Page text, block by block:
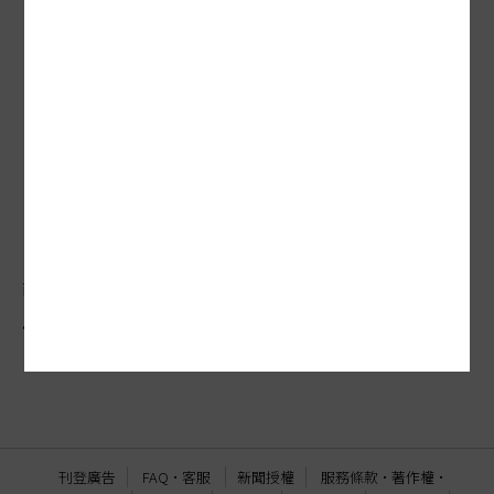
商保補健保牛步
健保丟包、商保規定不合時宜 癌友貼求救訊息
刊登廣告 FAQ · 客服 新聞授權 服務條款 · 著作權 ·